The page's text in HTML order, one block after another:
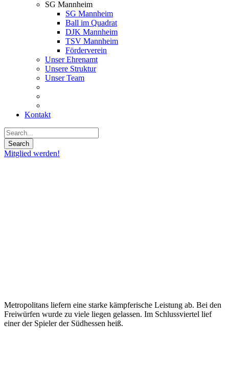
SG Mannheim
SG Mannheim
Ball im Quadrat
DJK Mannheim
TSV Mannheim
Förderverein
Unser Ehrenamt
Unsere Struktur
Unser Team
Kontakt
Mitglied werden!
Metropolitans liefern eine starke kämpferische Leistung ab. Bei den
Freiwürfen wurde zu viele liegen gelassen. Im Schlussviertel lief
einer der Spieler der Südhessen heiß.